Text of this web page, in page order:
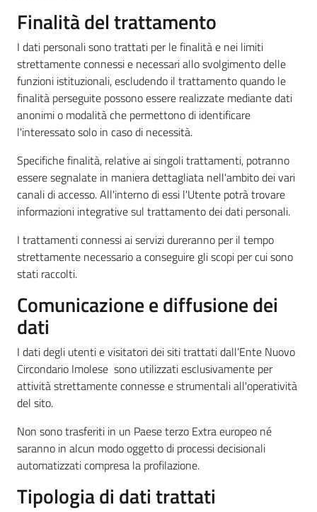
Finalità del trattamento
I dati personali sono trattati per le finalità e nei limiti
strettamente connessi e necessari allo svolgimento delle
funzioni istituzionali, escludendo il trattamento quando le
finalità perseguite possono essere realizzate mediante dati
anonimi o modalità che permettono di identificare
l'interessato solo in caso di necessità.
Specifiche finalità, relative ai singoli trattamenti, potranno
essere segnalate in maniera dettagliata nell'ambito dei vari
canali di accesso. All'interno di essi l'Utente potrà trovare
informazioni integrative sul trattamento dei dati personali.
I trattamenti connessi ai servizi dureranno per il tempo
strettamente necessario a conseguire gli scopi per cui sono
stati raccolti.
Comunicazione e diffusione dei
dati
I dati degli utenti e visitatori dei siti trattati dall’Ente Nuovo
Circondario Imolese sono utilizzati esclusivamente per
attività strettamente connesse e strumentali all'operatività
del sito.
Non sono trasferiti in un Paese terzo Extra europeo né
saranno in alcun modo oggetto di processi decisionali
automatizzati compresa la profilazione.
Tipologia di dati trattati